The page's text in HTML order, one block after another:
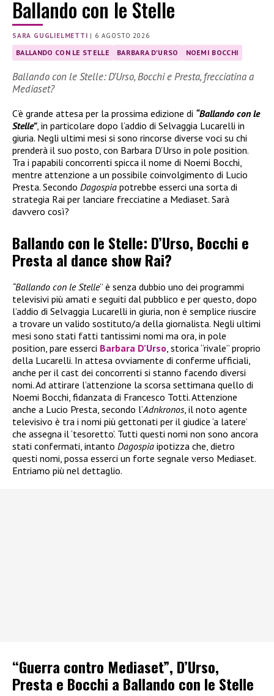
Ballando con le Stelle
SARA GUGLIELMETTI | 6 AGOSTO 2026
BALLANDO CON LE STELLE BARBARA D'URSO NOEMI BOCCHI
Ballando con le Stelle: D’Urso, Bocchi e Presta, frecciatina a
Mediaset?
C’è grande attesa per la prossima edizione di “Ballando con le
Stelle”, in particolare dopo l’addio di Selvaggia Lucarelli in
giuria. Negli ultimi mesi si sono rincorse diverse voci su chi
prenderà il suo posto, con Barbara D’Urso in pole position.
Tra i papabili concorrenti spicca il nome di Noemi Bocchi,
mentre attenzione a un possibile coinvolgimento di Lucio
Presta. Secondo Dagospia potrebbe esserci una sorta di
strategia Rai per lanciare frecciatine a Mediaset. Sarà
davvero così?
Ballando con le Stelle: D’Urso, Bocchi e
Presta al dance show Rai?
“Ballando con le Stelle” è senza dubbio uno dei programmi
televisivi più amati e seguiti dal pubblico e per questo, dopo
l’addio di Selvaggia Lucarelli in giuria, non è semplice riuscire
a trovare un valido sostituto/a della giornalista. Negli ultimi
mesi sono stati fatti tantissimi nomi ma ora, in pole
position, pare esserci Barbara D’Urso , storica “rivale” proprio
della Lucarelli. In attesa ovviamente di conferme ufficiali,
anche per il cast dei concorrenti si stanno facendo diversi
nomi. Ad attirare l’attenzione la scorsa settimana quello di
Noemi Bocchi, fidanzata di Francesco Totti. Attenzione
anche a Lucio Presta, secondo l’Adnkronos, il noto agente
televisivo è tra i nomi più gettonati per il giudice ‘a latere’
che assegna il ‘tesoretto’. Tutti questi nomi non sono ancora
stati confermati, intanto Dagospia ipotizza che, dietro
questi nomi, possa esserci un forte segnale verso Mediaset.
Entriamo più nel dettaglio.
“Guerra contro Mediaset”, D’Urso,
Presta e Bocchi a Ballando con le Stelle